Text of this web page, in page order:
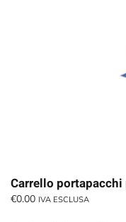
Carrello
€0.00 IVA ESCLUSA